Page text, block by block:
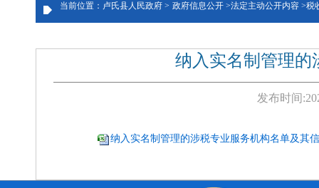
当前位置：卢氏县人民政府 > 政府信息公开 >法定主动公开内容 >税
纳入实名制管理的
发布时间:
纳入实名制管理的涉税专业服务机构名单及其